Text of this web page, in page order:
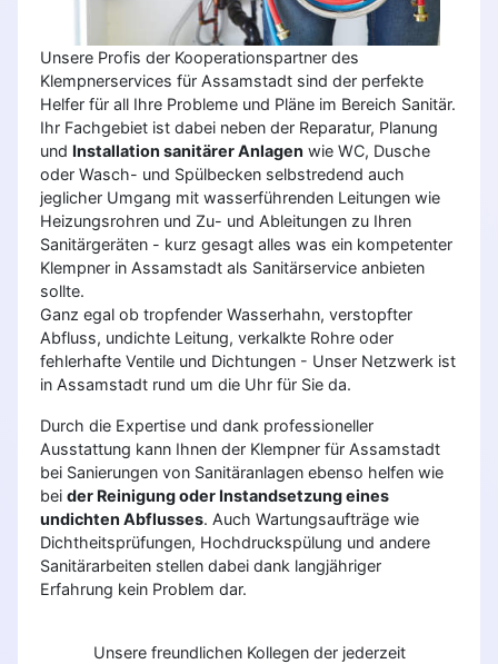
Unsere Profis der Kooperationspartner des
Klempnerservices für Assamstadt sind der perfekte
Helfer für all Ihre Probleme und Pläne im Bereich Sanitär.
Ihr Fachgebiet ist dabei neben der Reparatur, Planung
und Installation sanitärer Anlagen wie WC, Dusche
oder Wasch- und Spülbecken selbstredend auch
jeglicher Umgang mit wasserführenden Leitungen wie
Heizungsrohren und Zu- und Ableitungen zu Ihren
Sanitärgeräten - kurz gesagt alles was ein kompetenter
Klempner in Assamstadt als Sanitärservice anbieten
sollte.
Ganz egal ob tropfender Wasserhahn, verstopfter
Abfluss, undichte Leitung, verkalkte Rohre oder
fehlerhafte Ventile und Dichtungen - Unser Netzwerk ist
in Assamstadt rund um die Uhr für Sie da.
Durch die Expertise und dank professioneller
Ausstattung kann Ihnen der Klempner für Assamstadt
bei Sanierungen von Sanitäranlagen ebenso helfen wie
bei der Reinigung oder Instandsetzung eines
undichten Abflusses. Auch Wartungsaufträge wie
Dichtheitsprüfungen, Hochdruckspülung und andere
Sanitärarbeiten stellen dabei dank langjähriger
Erfahrung kein Problem dar.
Unsere freundlichen Kollegen der jederzeit